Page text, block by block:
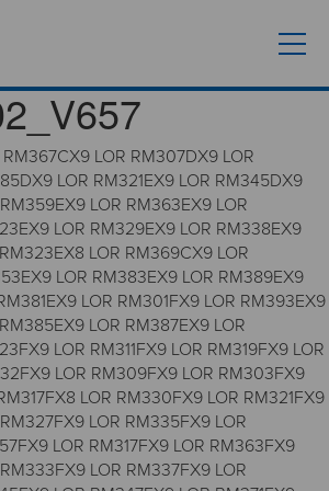
LOR RM307DX9 LOR
LOR RM321EX9 LOR RM345DX9
LOR RM363EX9 LOR
LOR RM329EX9 LOR RM338EX9
LOR RM369CX9 LOR
LOR RM383EX9 LOR RM389EX9
LOR RM301FX9 LOR RM393EX9
LOR RM387EX9 LOR
LOR RM311FX9 LOR RM319FX9 LOR
LOR RM309FX9 LOR RM303FX9
LOR RM330FX9 LOR RM321FX9
LOR RM335FX9 LOR
LOR RM317FX9 LOR RM363FX9
LOR RM337FX9 LOR